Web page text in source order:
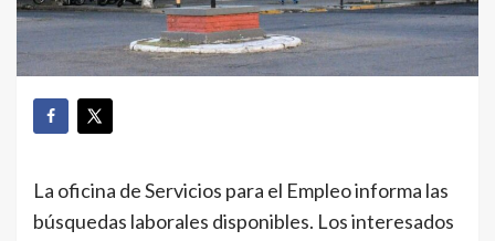
La oficina de Servicios para el Empleo informa las
búsquedas laborales disponibles. Los interesados